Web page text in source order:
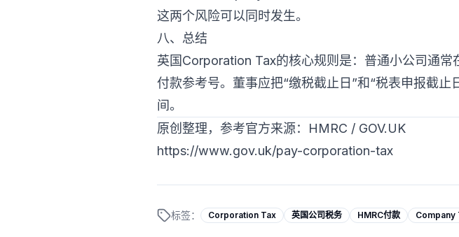
这两个风险可以同时发生。
八、总结
英国Corporation Tax的核心规则是：普通小公司通常
付款参考号。董事应把“缴税截止日”和“税表申报截
间。
原创整理，参考官方来源：HMRC / GOV.UK
https://www.gov.uk/pay-corporation-tax
标签： Corporation Tax 英国公司税务 HMRC付款 Company